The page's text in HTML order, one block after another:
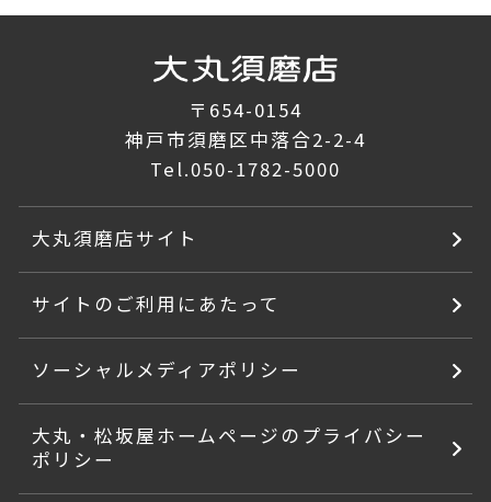
〒654-0154
神戸市須磨区中落合2-2-4
Tel.050-1782-5000
大丸須磨店サイト
サイトのご利用にあたって
ソーシャルメディアポリシー
大丸・松坂屋ホームページのプライバシー
ポリシー